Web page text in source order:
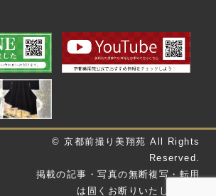
© 京都前撮り美翔苑 All Rights
Reserved.
掲載の記事・写真の無断複写・転用
は固くお断りいたします。